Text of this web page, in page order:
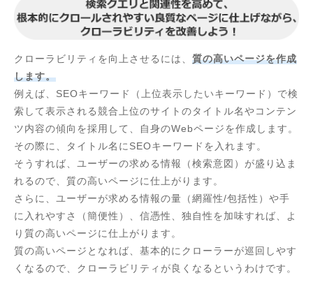
クローラビリティを向上させるには、 質の高いページを作成
します。
例えば、SEOキーワード（上位表示したいキーワード）で検
索して表示される競合上位のサイトのタイトル名やコンテン
ツ内容の傾向を採用して、自身のWebページを作成します。
その際に、タイトル名にSEOキーワードを入れます。
そうすれば、ユーザーの求める情報（検索意図）が盛り込ま
れるので、質の高いページに仕上がります。
さらに、ユーザーが求める情報の量（網羅性/包括性）や手
に入れやすさ（簡便性）、信憑性、独自性を加味すれば、よ
り質の高いページに仕上がります。
質の高いページとなれば、基本的にクローラーが巡回しやす
くなるので、クローラビリティが良くなるというわけです。